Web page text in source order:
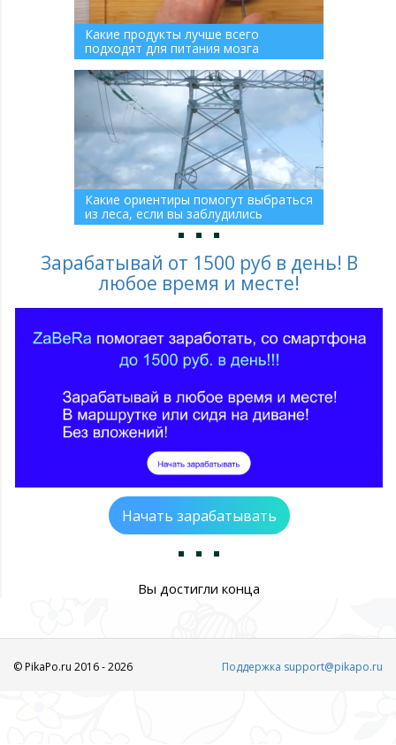
Какие продукты лучше всего
подходят для питания мозга
Какие ориентиры помогут выбраться
из леса, если вы заблудились
Зарабатывай от 1500 руб в день! В
любое время и месте!
Начать зарабатывать
Вы достигли конца
© PikaPo.ru 2016 - 2026 Поддержка support@pikapo.ru